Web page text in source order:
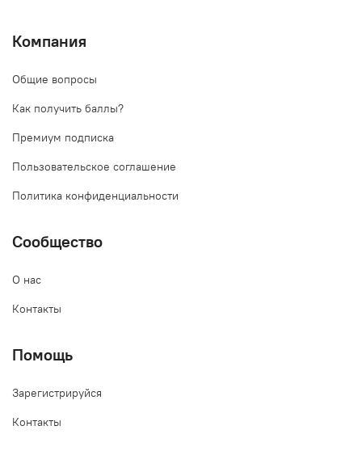
Компания
Общие вопросы
Как получить баллы?
Премиум подписка
Пользовательское соглашение
Политика конфиденциальности
Сообщество
О нас
Контакты
Помощь
Зарегистрируйся
Контакты